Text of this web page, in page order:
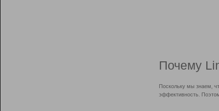
Почему
Поскольку мы знаем,
эффективность.